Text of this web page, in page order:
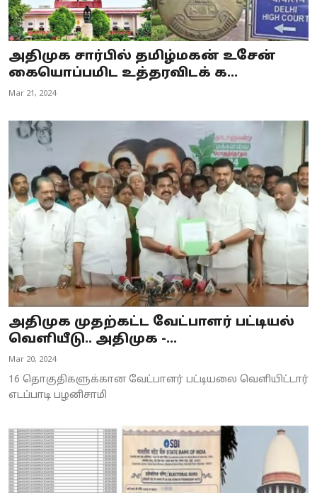
அதிமுக சார்பில் தமிழ்மகன் உசேன்
கையொப்பமிட உத்தரவிடக் க...
Mar 21, 2024
அதிமுக முதற்கட்ட வேட்பாளர் பட்டியல்
வெளியீடு.. அதிமுக -...
Mar 20, 2024
16 தொகுதிகளுக்கான வேட்பாளர் பட்டியலை வெளியிட்டார்
எடப்பாடி பழனிசாமி